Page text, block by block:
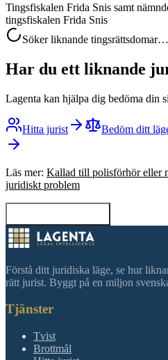
Tingsfiskalen Frida Snis samt
tingsfiskalen Frida Snis
Söker liknande tingsrättsdomar…
Har du ett liknande
Lagenta kan hjälpa dig bedöma din
Hitta jurist Bedöm ditt
Läs mer: Kallad till polisförhör eller
juridiskt problem
Förstå ditt juridiska läge, se hur
rätt jurist. Byggt på en miljon
Tjänster
Tvist
Brottmål